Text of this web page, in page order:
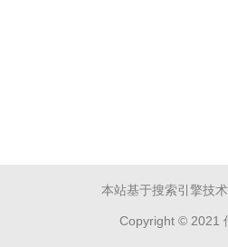
本站基于搜索引擎技
Copyright © 2021